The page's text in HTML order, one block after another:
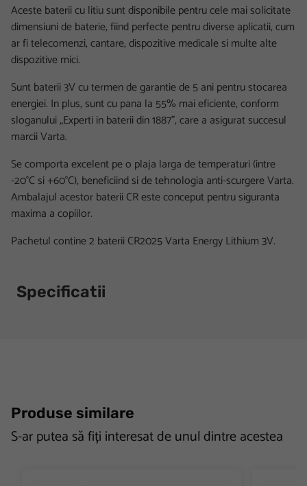
Aceste baterii cu litiu sunt disponibile pentru cele mai solicitate
dimensiuni de baterie, fiind perfecte pentru diverse aplicatii, cum
ar fi telecomenzi, cantare, dispozitive medicale si multe alte
dispozitive mici.
Sunt baterii 3V cu termen de garantie de 5 ani pentru stocarea
energiei. In plus, sunt cu pana la 55% mai eficiente, conform
sloganului „Experti in baterii din 1887”, care a asigurat succesul
marcii Varta.
Se comporta excelent pe o plaja larga de temperaturi (intre
-20°C si +60°C), beneficiind si de tehnologia anti-scurgere Varta.
Ambalajul acestor baterii CR este conceput pentru siguranta
maxima a copiilor.
Pachetul contine 2 baterii CR2025 Varta Energy Lithium 3V.
Specificatii
Produse similare
S-ar putea să fiți interesat de unul dintre acestea